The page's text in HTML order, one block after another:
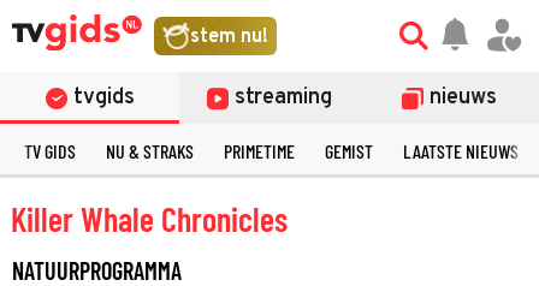
stem nu!
tvgids streaming nieuws
TV GIDS NU & STRAKS PRIMETIME GEMIST LAATSTE NIEUWS
Killer Whale Chronicles
NATUURPROGRAMMA